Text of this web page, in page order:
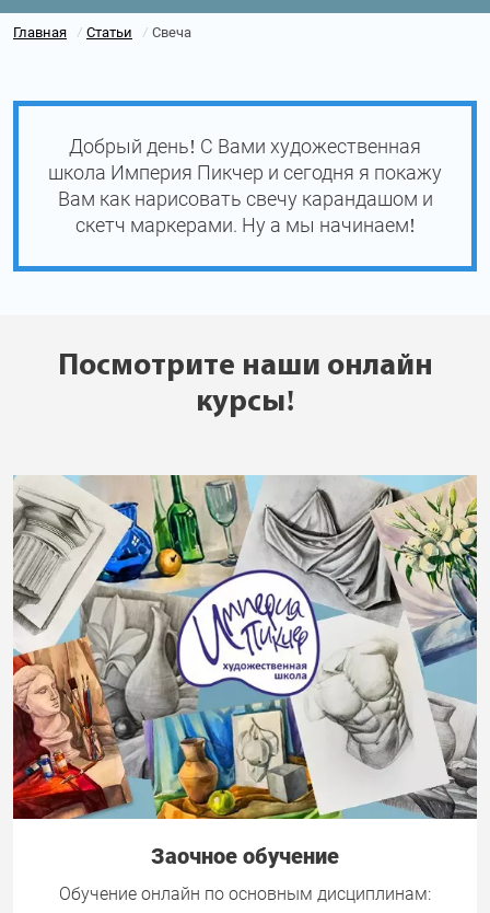
Главная / Статьи / Свеча
Добрый день! С Вами художественная
школа Империя Пикчер и сегодня я покажу
Вам как нарисовать свечу карандашом и
скетч маркерами. Ну а мы начинаем!
Посмотрите наши онлайн
курсы!
Заочное обучение
Обучение онлайн по основным дисциплинам: